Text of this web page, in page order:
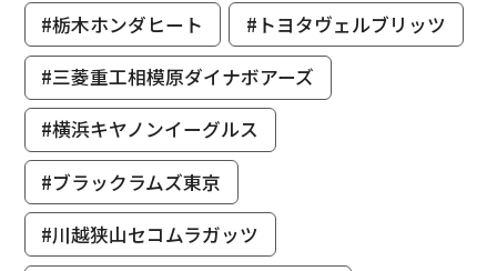
#栃木ホンダヒート
#トヨタヴェルブリッツ
#三菱重工相模原ダイナボアーズ
#横浜キヤノンイーグルス
#ブラックラムズ東京
#川越狭山セコムラガッツ